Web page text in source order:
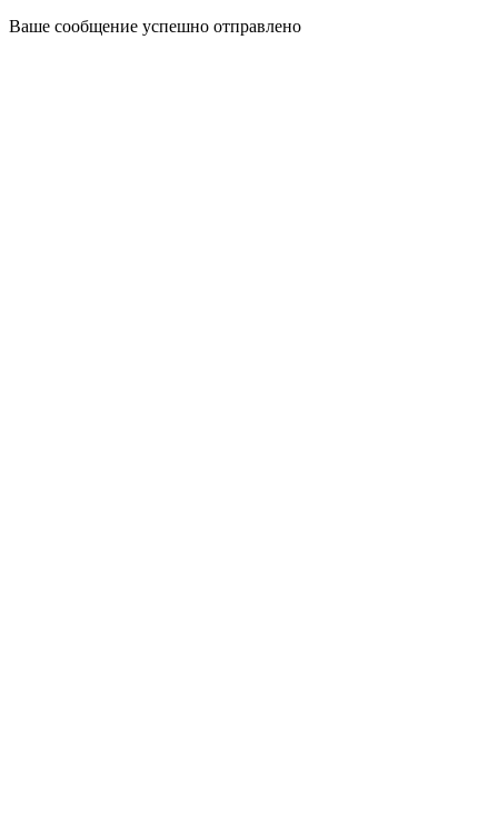
Ваше сообщение успешно отправлено